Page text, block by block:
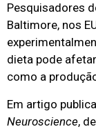
Pesquisadores
Baltimore, nos
dieta pode
como a
Em artigo
Neuroscience,